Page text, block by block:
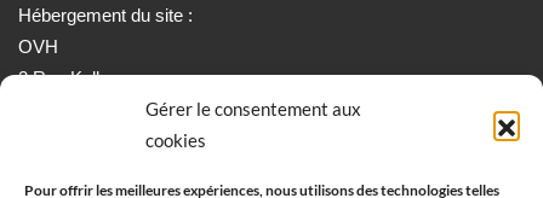
Gérer le consentement aux
cookies
Pour offrir les meilleures expériences, nous utilisons des technologies telles
Hébergement du site :
OVH
2 Rue Kellermann
59100 ROUBAIX
Informations: